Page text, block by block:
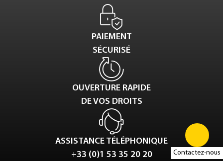
Contactez-nous
PAIEMENT
SÉCURISÉ
OUVERTURE RAPIDE
DE VOS DROITS
ASSISTANCE TÉLÉPHONIQUE
+33 (0)1 53 35 20 20